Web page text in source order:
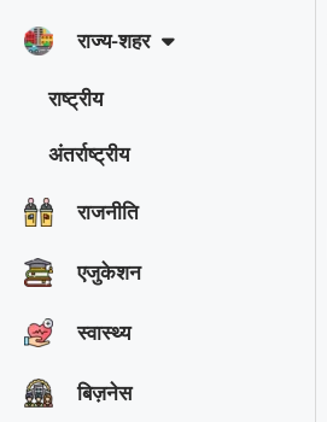
राज्‍य-शहर
राष्ट्रीय
अंतर्राष्ट्रीय
राजनीति
एजुकेशन
स्वास्थ्य
बिज़नेस